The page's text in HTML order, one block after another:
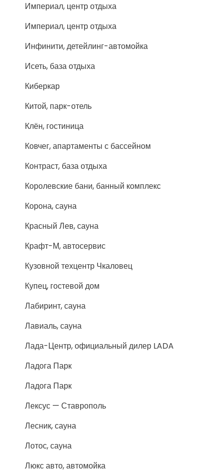
Империал, центр отдыха
Империал, центр отдыха
Инфинити, детейлинг-автомойка
Исеть, база отдыха
Киберкар
Китой, парк-отель
Клён, гостиница
Ковчег, апартаменты с бассейном
Контраст, база отдыха
Королевские бани, банный комплекс
Корона, сауна
Красный Лев, сауна
Крафт-М, автосервис
Кузовной техцентр Чкаловец
Купец, гостевой дом
Лабиринт, сауна
Лавиаль, сауна
Лада-Центр, официальный дилер LADA
Ладога Парк
Ладога Парк
Лексус — Ставрополь
Лесник, сауна
Лотос, сауна
Люкс авто, автомойка